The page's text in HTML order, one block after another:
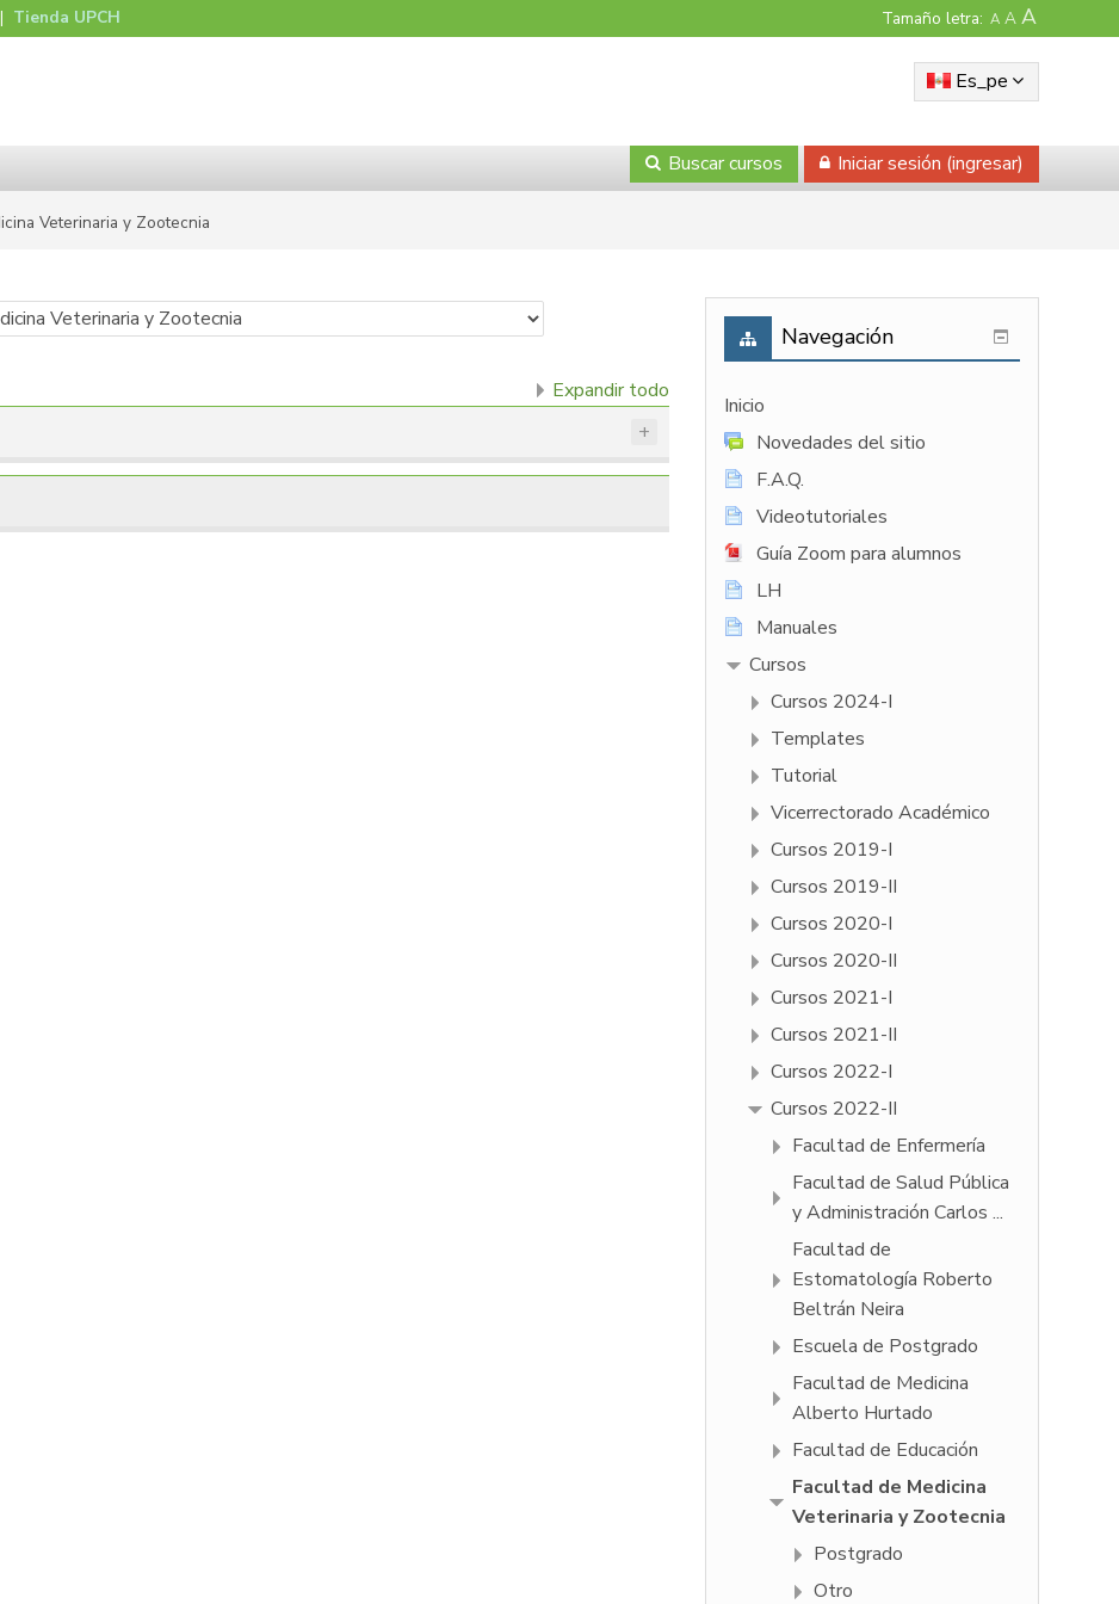
| Tienda UPCH Tamaño letra: A A A
Es_pe
Iniciar sesión (ingresar)
Buscar cursos
Veterinaria y Zootecnia
Expandir todo
Navegación
Inicio
Novedades del sitio
F.A.Q.
Videotutoriales
Guía Zoom para alumnos
LH
Manuales
Cursos
Cursos 2024-I
Templates
Tutorial
Vicerrectorado Académico
Cursos 2019-I
Cursos 2019-II
Cursos 2020-I
Cursos 2020-II
Cursos 2021-I
Cursos 2021-II
Cursos 2022-I
Cursos 2022-II
Facultad de Enfermería
Facultad de Salud Pública
y Administración Carlos ...
Facultad de
Estomatología Roberto
Beltrán Neira
Escuela de Postgrado
Facultad de Medicina
Alberto Hurtado
Facultad de Educación
Facultad de Medicina
Veterinaria y Zootecnia
Postgrado
Otro